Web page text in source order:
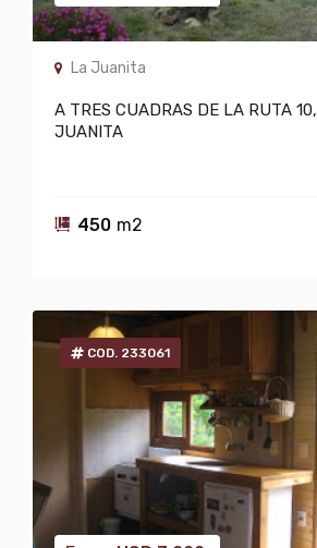
La Juanita
A TRES CUADRAS DE LA RUTA
JUANITA
450 m2
COD. 233061